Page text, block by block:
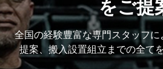
をご提
全国の経験豊富な専門スタッフ
提案、搬入設置組立までの全て